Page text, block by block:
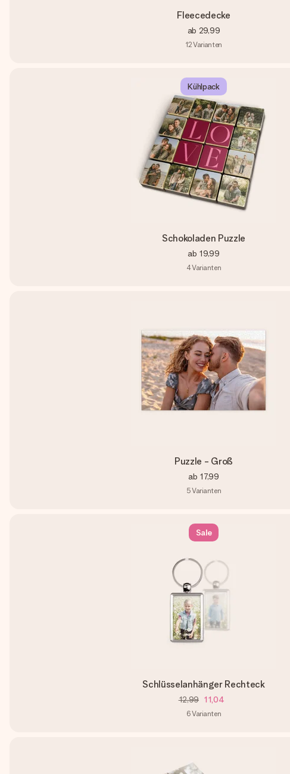
Fleecedecke
ab 29,99
12Varianten
Kühlpack
Schokoladen Puzzle
ab 19,99
4Varianten
Puzzle - Groß
ab 17,99
5Varianten
Sale
Schlüsselanhänger Rechteck
12,99 11,04
6Varianten